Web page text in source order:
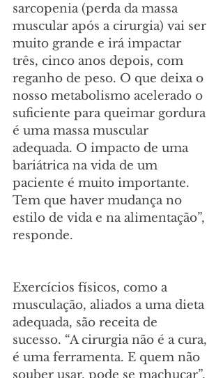
sarcopenia (perda da massa
muscular após a cirurgia) vai ser
muito grande e irá impactar
três, cinco anos depois, com
reganho de peso. O que deixa o
nosso metabolismo acelerado o
suficiente para queimar gordura
é uma massa muscular
adequada. O impacto de uma
bariátrica na vida de um
paciente é muito importante.
Tem que haver mudança no
estilo de vida e na alimentação”,
responde.
Exercícios físicos, como a
musculação, aliados a uma dieta
adequada, são receita de
sucesso. “A cirurgia não é a cura,
é uma ferramenta. E quem não